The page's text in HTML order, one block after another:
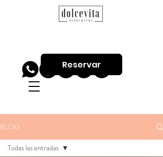
Reservar
BLOG
Todas las entradas